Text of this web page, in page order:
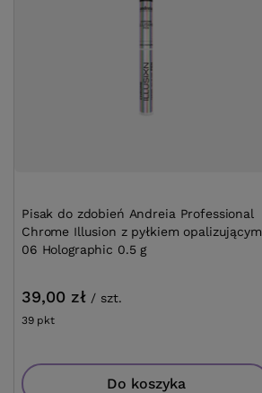
Pisak do zdobień Andreia Professional
Chrome Illusion z pyłkiem opalizującym
06 Holographic 0.5 g
39,00 zł / szt.
39 pktpunktów
Do koszyka